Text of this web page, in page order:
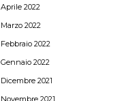
Aprile 2022
Marzo 2022
Febbraio 2022
Gennaio 2022
Dicembre 2021
Novembre 2021